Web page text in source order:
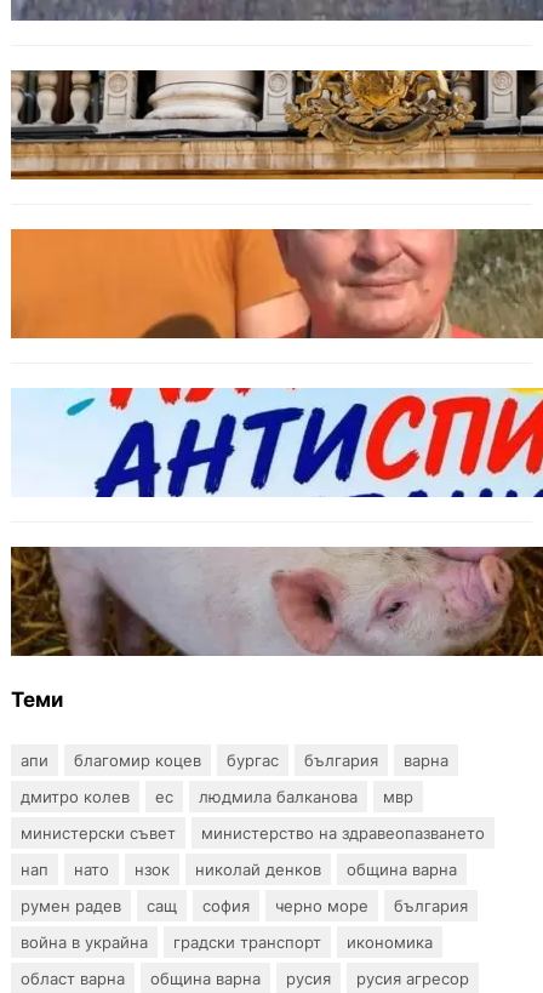
БЪЛГАРИЯ
Дрон навлезе в България край границата с
Румъния
МЗХ: Ловните билети ще могат да се
издават онлайн
БЪЛГАРИЯ
Варна предлага безплатни и анонимни
тестове за ХИВ и други инфекции през
август
Тревога във Варненско: Африканска чума
по свинете е открита край Гроздьово
Теми
апи благомир коцев бургас българия
варна
дмитро колев
ес людмила балканова
мвр
министерски съвет
министерство на здравеопазването
нап
нато нзок николай денков
община варна
румен радев
сащ софия черно море
българия
война в украйна
градски транспорт
икономика
област варна
община варна русия
русия агресор